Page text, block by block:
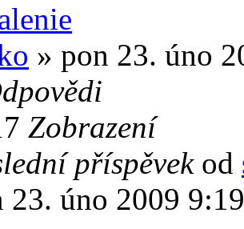
» pon 23. úno
Zobrazení
příspěvek od
23. úno 2009